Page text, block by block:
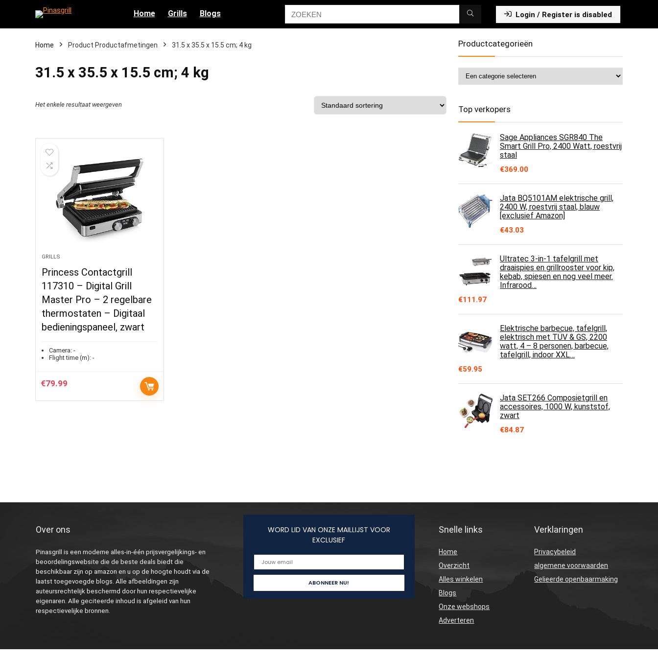
Home Grills Blogs Login / Register is disabled
Home Product Productafmetingen ‎31.5 x 35.5 x 15.5 cm; 4 kg
‎31.5 x 35.5 x 15.5 cm; 4 kg
Het enkele resultaat weergeven
GRILLS
Princess Contactgrill
117310 – Digital Grill
Master Pro – 2 regelbare
thermostaten – Digitaal
bedieningspaneel, zwart
Camera: -
Flight time (m): -
€79.99
Productcategorieën
Top verkopers
Sage Appliances SGR840 The
Smart Grill Pro, 2400 Watt, roestvrij
staal
€369.00
Jata BQ5101AM elektrische grill,
2400 W, roestvrij staal, blauw
[exclusief Amazon]
€43.03
Ultratec 3-in-1 tafelgrill met
draaispies en grillrooster voor kip,
kebab, spiesen en nog veel meer.
Infrarood…
€111.97
Elektrische barbecue, tafelgrill,
elektrisch met TÜV & GS, 2200
watt, 4 – 8 personen, barbecue,
tafelgrill, indoor XXL…
€59.95
Jata SET266 Composietgrill en
accessoires, 1000 W, kunststof,
zwart
€84.87
Over ons
Pinasgrill is een moderne alles-in-één prijsvergelijkings- en
beoordelingswebsite die de beste deals biedt die
beschikbaar zijn op amazon en u op de hoogte houdt via de
laatst toegevoegde blogs. Alle afbeeldingen zijn
auteursrechtelijk beschermd door hun respectievelijke
eigenaren. Alle geciteerde inhoud is afgeleid van hun
respectievelijke bronnen.
WORD LID VAN ONZE MAILLIJST VOOR
EXCLUSIEF
Snelle links
Home
Overzicht
Alles winkelen
Blogs
Onze webshops
Adverteren
Verklaringen
Privacybeleid
algemene voorwaarden
Gelieerde openbaarmaking